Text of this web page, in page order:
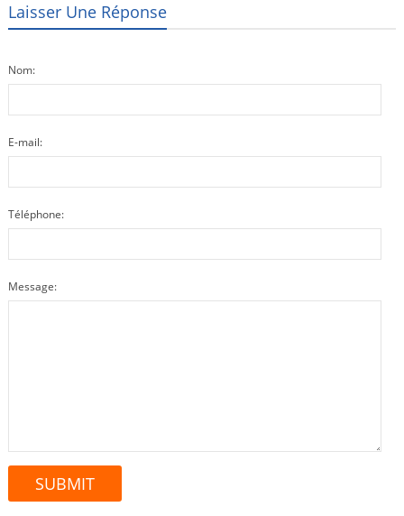
Laisser Une Réponse
Nom:
E-mail:
Téléphone:
Message: